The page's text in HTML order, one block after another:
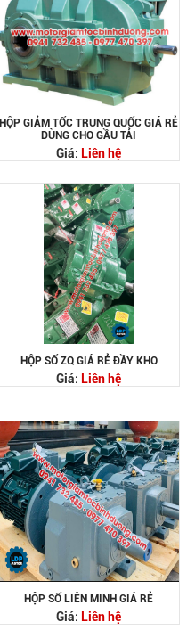
HỘP GIẢM TỐC TRUNG QUỐC GIÁ RẺ
DÙNG CHO GẦU TẢI
Giá: Liên hệ
HỘP SỐ ZQ GIÁ RẺ ĐẦY KHO
Giá: Liên hệ
HỘP SỐ LIÊN MINH GIÁ RẺ
Giá: Liên hệ